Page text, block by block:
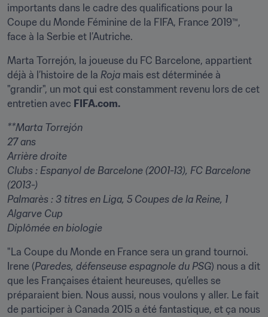
importants dans le cadre des qualifications pour la
Coupe du Monde Féminine de la FIFA, France 2019™,
face à la Serbie et l’Autriche.
Marta Torrejón, la joueuse du FC Barcelone, appartient
déjà à l’histoire de la Roja mais est déterminée à
"grandir", un mot qui est constamment revenu lors de cet
entretien avec FIFA.com.
**Marta Torrejón
27 ans
Arrière droite
Clubs : Espanyol de Barcelone (2001-13), FC Barcelone
(2013-)
Palmarès : 3 titres en Liga, 5 Coupes de la Reine, 1
Algarve Cup
Diplômée en biologie
"La Coupe du Monde en France sera un grand tournoi.
Irene (Paredes, défenseuse espagnole du PSG) nous a dit
que les Françaises étaient heureuses, qu’elles se
préparaient bien. Nous aussi, nous voulons y aller. Le fait
de participer à Canada 2015 a été fantastique, et ça nous